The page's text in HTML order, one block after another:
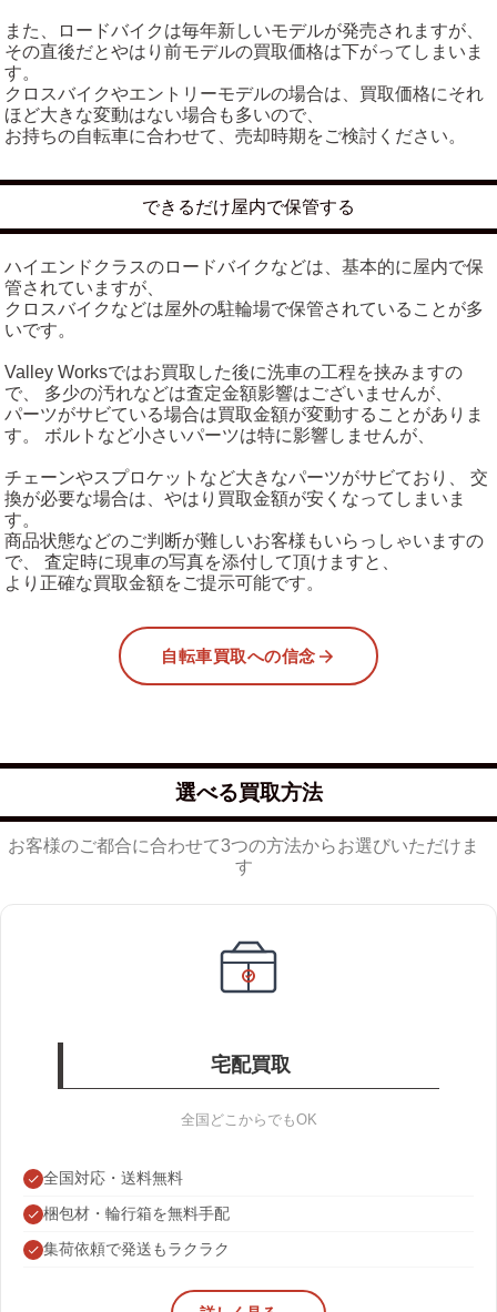
また、ロードバイクは毎年新しいモデルが発売されますが、
その直後だとやはり前モデルの買取価格は下がってしまいま
す。
クロスバイクやエントリーモデルの場合は、買取価格にそれ
ほど大きな変動はない場合も多いので、
お持ちの自転車に合わせて、売却時期をご検討ください。
できるだけ屋内で保管する
ハイエンドクラスのロードバイクなどは、基本的に屋内で保
管されていますが、
クロスバイクなどは屋外の駐輪場で保管されていることが多
いです。
Valley Worksではお買取した後に洗車の工程を挟みますの
で、 多少の汚れなどは査定金額影響はございませんが、
パーツがサビている場合は買取金額が変動することがありま
す。 ボルトなど小さいパーツは特に影響しませんが、
チェーンやスプロケットなど大きなパーツがサビており、 交
換が必要な場合は、やはり買取金額が安くなってしまいま
す。
商品状態などのご判断が難しいお客様もいらっしゃいますの
で、 査定時に現車の写真を添付して頂けますと、
より正確な買取金額をご提示可能です。
自転車買取への信念
選べる買取方法
お客様のご都合に合わせて3つの方法からお選びいただけま
す
宅配買取
全国どこからでもOK
全国対応・送料無料
梱包材・輪行箱を無料手配
集荷依頼で発送もラクラク